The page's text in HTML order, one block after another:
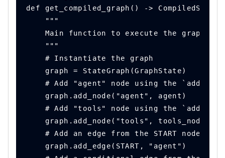
def get_compiled_graph() ->
    """
    Main function to execute the graph.
    """
    # Instantiate the graph
    graph = StateGraph(GraphState)
# Add "agent" node using the
    graph.add_node("agent", agent)
# Add "tools" node using the
    graph.add_node("tools", tools_node)
# Add an edge from the START node to
    graph.add_edge(START, "agent")